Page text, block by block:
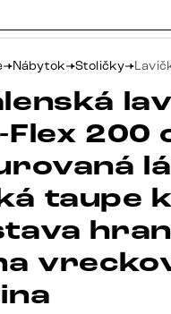
Nábytok Stoličky
Flex 200
taupe